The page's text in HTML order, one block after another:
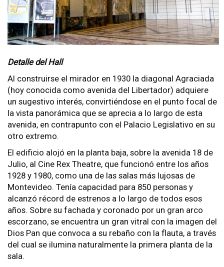
Detalle del Hall
Al construirse el mirador en 1930 la diagonal Agraciada
(hoy conocida como avenida del Libertador) adquiere
un sugestivo interés, convirtiéndose en el punto focal de
la vista panorámica que se aprecia a lo largo de esta
avenida, en contrapunto con el Palacio Legislativo en su
otro extremo.
El edificio alojó en la planta baja, sobre la avenida 18 de
Julio, al Cine Rex Theatre, que funcionó entre los años
1928 y 1980, como una de las salas más lujosas de
Montevideo. Tenía capacidad para 850 personas y
alcanzó récord de estrenos a lo largo de todos esos
años. Sobre su fachada y coronado por un gran arco
escorzano, se encuentra un gran vitral con la imagen del
Dios Pan que convoca a su rebaño con la flauta, a través
del cual se ilumina naturalmente la primera planta de la
sala.